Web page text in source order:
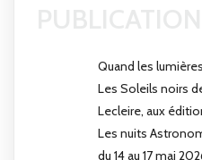
Quand les
Les Soleils noirs
Lecleire, aux
Les nuits
du 14 au 17 mai